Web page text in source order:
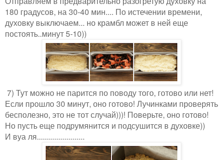
180 градусов, на 30-40 мин.... По истечении времени,
духовку выключаем... но крамбл может в ней еще
постоять..минут 5-10))
7) Тут можно не парится по поводу того, готово или нет!
Если прошло 30 минут, оно готово! Лучинками проверять
бесполезно, это не тот случай)))! Поверьте, оно готово!
Но пусть еще подрумянится и подсушится в духовке))
И вуа ля........................